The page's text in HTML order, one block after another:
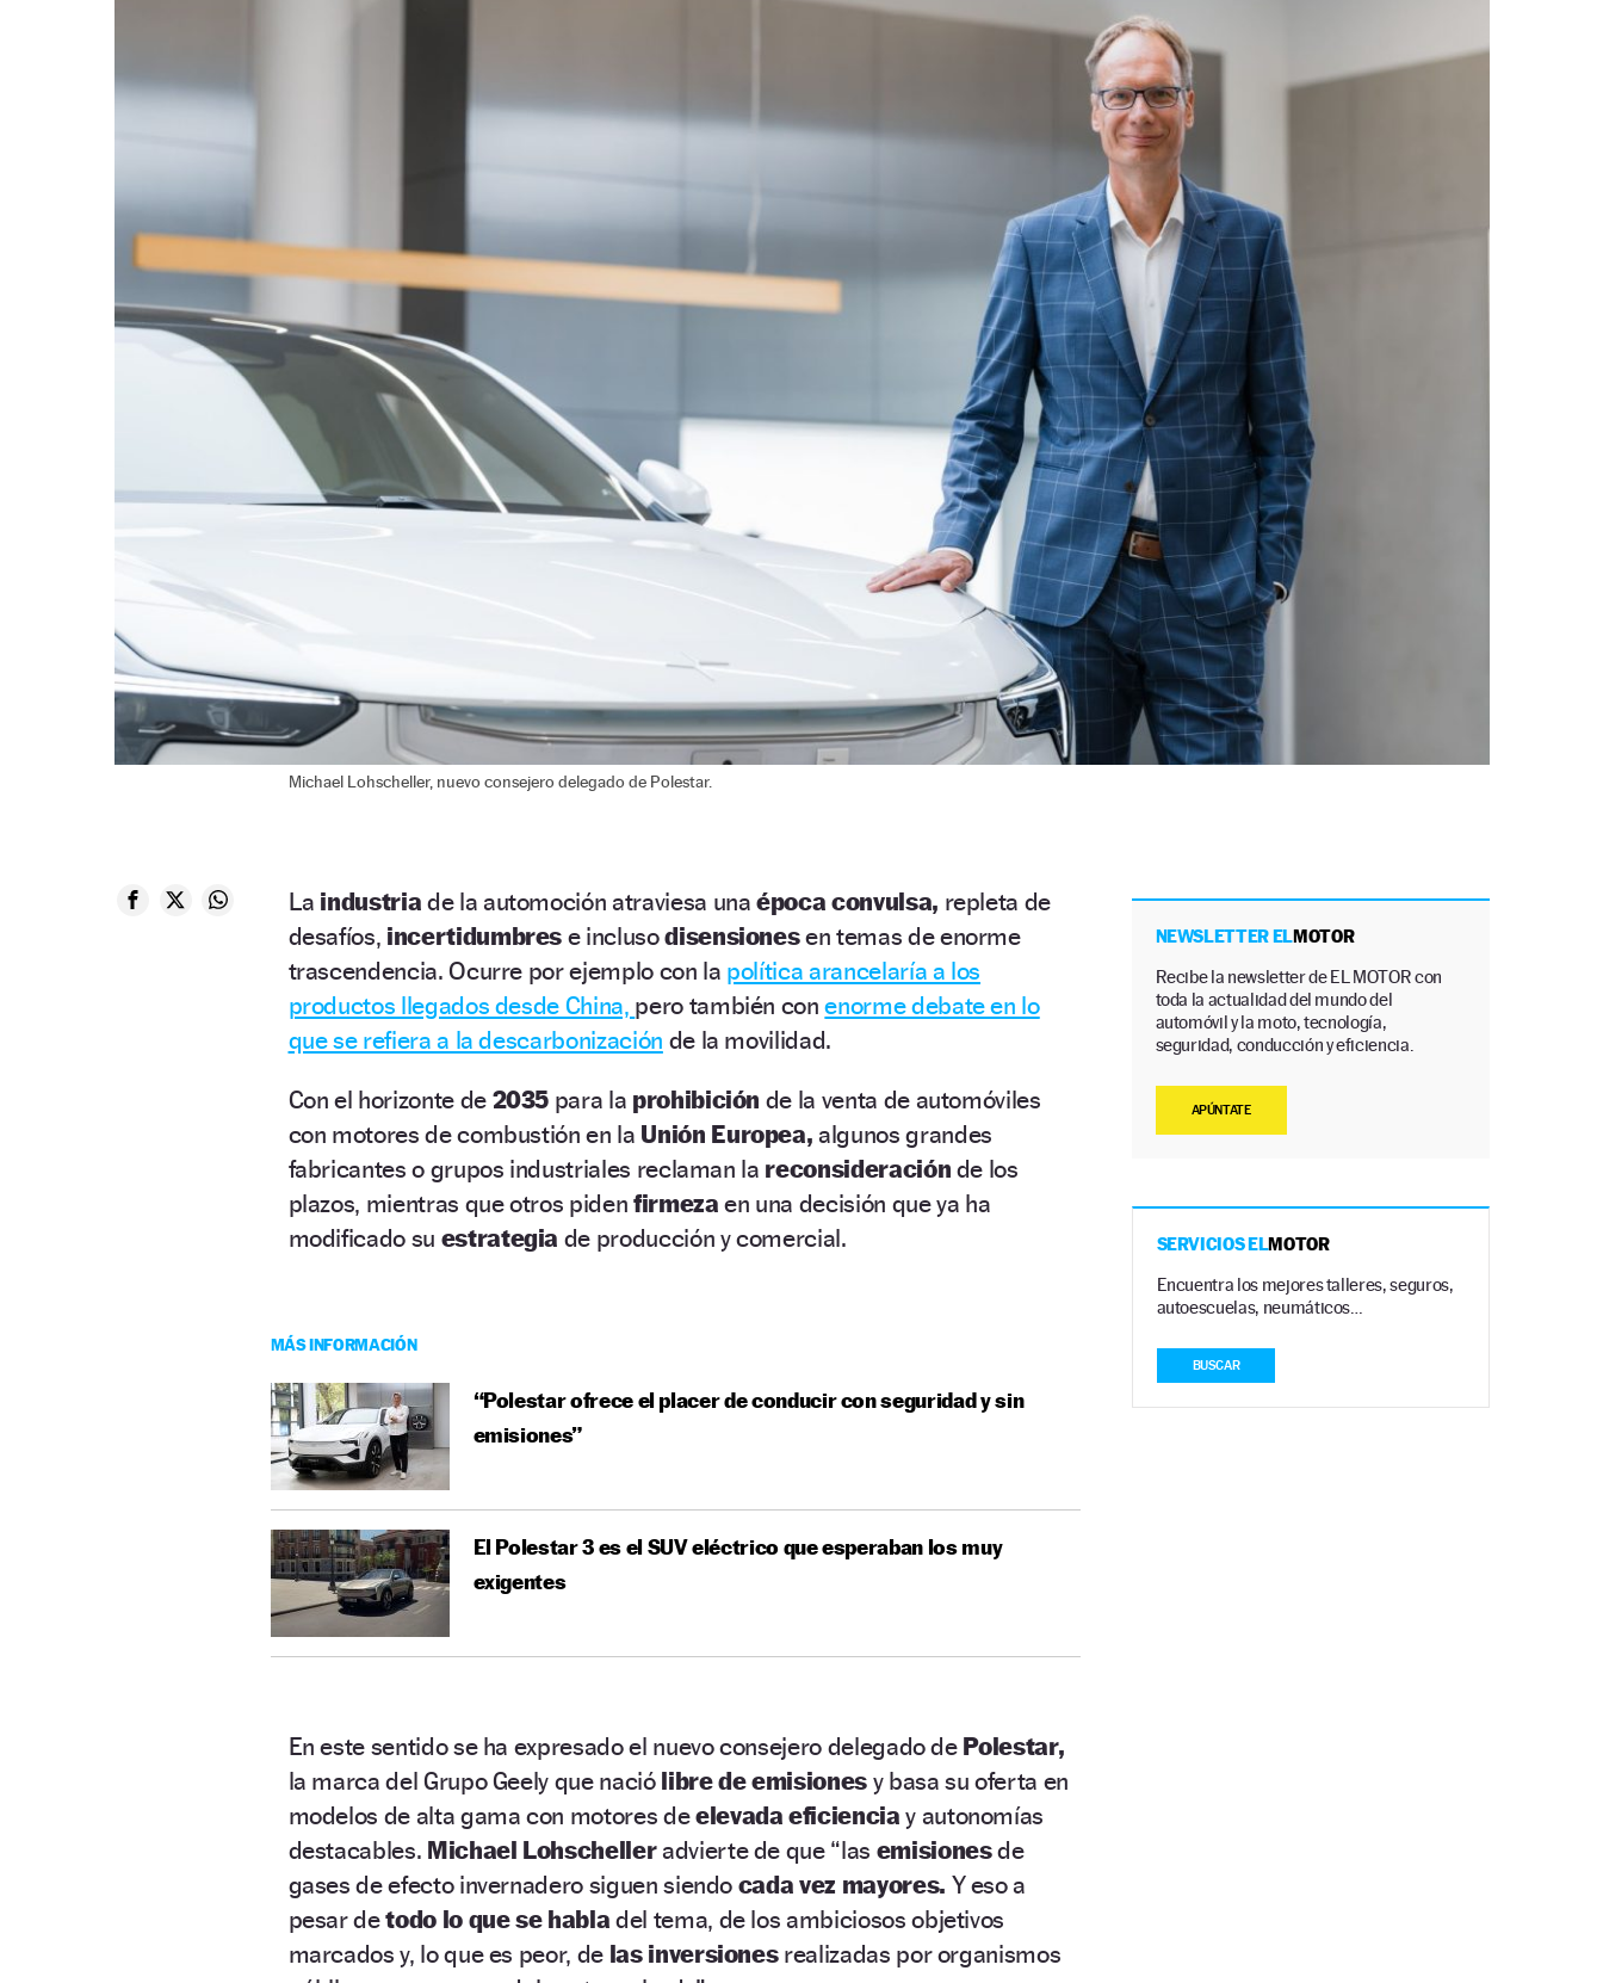
Michael Lohscheller, nuevo consejero delegado de Polestar.
La industria de la automoción atraviesa unaépoca convulsa, repleta de
desafíos, incertidumbres e inclusodisensionesen temas de enorme
trascendencia. Ocurre por ejemplo con la política arancelaría a los
productos llegados desde China, pero también conenorme debate en lo
que se refiera a la descarbonización de la movilidad.
Con el horizonte de 2035 para la prohibición de la venta de automóviles
con motores de combustión en la Unión Europea, algunos grandes
fabricantes o grupos industriales reclaman la reconsideración de los
plazos, mientras que otros piden firmezaen una decisión que ya ha
modificado su estrategia de producción y comercial.
MÁS INFORMACIÓN
“Polestar ofrece el placer de conducir con seguridad y sin
emisiones”
El Polestar 3 es el SUV eléctrico que esperaban los muy
exigentes
En este sentido se ha expresado el nuevo consejero delegado de Polestar,
la marca del Grupo Geely que nació libre de emisiones y basa su oferta en
modelos de alta gama con motores deelevada eficiencia y autonomías
destacables. Michael Lohschelleradvierte de que “las emisionesde
gases de efecto invernadero siguen siendo cada vez mayores. Y eso a
pesar detodo lo que se habla del tema, de los ambiciosos objetivos
marcados y, lo que es peor, de las inversiones realizadas por organismos
NEWSLETTER ELMOTOR
Recibe la newsletter de EL MOTOR con
toda la actualidad del mundo del
automóvil y la moto, tecnología,
seguridad, conducción y eficiencia.
APÚNTATE
SERVICIOS ELMOTOR
Encuentra los mejores talleres, seguros,
autoescuelas, neumáticos…
BUSCAR